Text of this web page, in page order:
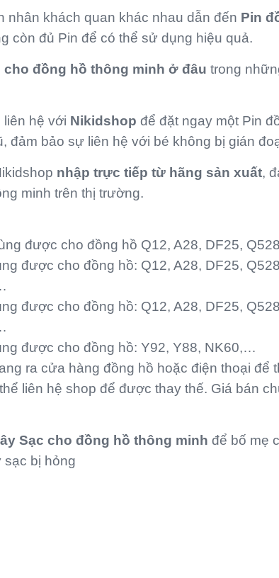
nhân khách quan khác nhau dẫn đến Pin
còn đủ Pin để có thể sử dụng hiệu quả.
cho đồng hồ thông minh ở đâu trong
hệ với Nikidshop để đặt ngay một Pin
đảm bảo sự liên hệ với bé không bị gián
nhập trực tiếp từ hãng sản xuất,
minh trên thị trường.
được cho đồng hồ Q12, A28, DF25,
được cho đồng hồ: Q12, A28, DF25,
được cho đồng hồ: Q12, A28, DF25,
được cho đồng hồ: Y92, Y88, NK60,…
ra cửa hàng đồng hồ hoặc điện thoại để
liên hệ shop để được thay thế. Giá bán
Sạc cho đồng hồ thông minh để bố mẹ
sạc bị hỏng